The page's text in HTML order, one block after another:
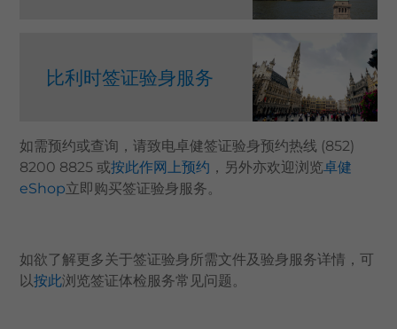
比利时签证验身服务
如需预约或查询，请致电卓健签证验身预约热线 (852)
8200 8825 或按此作网上预约 ，另外亦欢迎浏览卓健
eShop立即购买签证验身服务。
如欲了解更多关于签证验身所需文件及验身服务详情，可
以按此​浏览签证体检服务常见问题。